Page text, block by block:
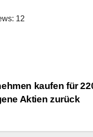
12
kaufen für
Aktien zurück